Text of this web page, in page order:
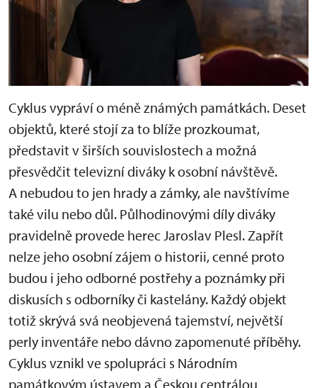
Cyklus vypráví o méně známých památkách. Deset
objektů, které stojí za to blíže prozkoumat,
představit v širších souvislostech a možná
přesvědčit televizní diváky k osobní návštěvě.
A nebudou to jen hrady a zámky, ale navštívíme
také vilu nebo důl. Půlhodinovými díly diváky
pravidelně provede herec Jaroslav Plesl. Zapřít
nelze jeho osobní zájem o historii, cenné proto
budou i jeho odborné postřehy a poznámky při
diskusích s odborníky či kastelány. Každý objekt
totiž skrývá svá neobjevená tajemství, největší
perly inventáře nebo dávno zapomenuté příběhy.
Cyklus vznikl ve spolupráci s Národním
památkovým ústavem a Českou centrálou